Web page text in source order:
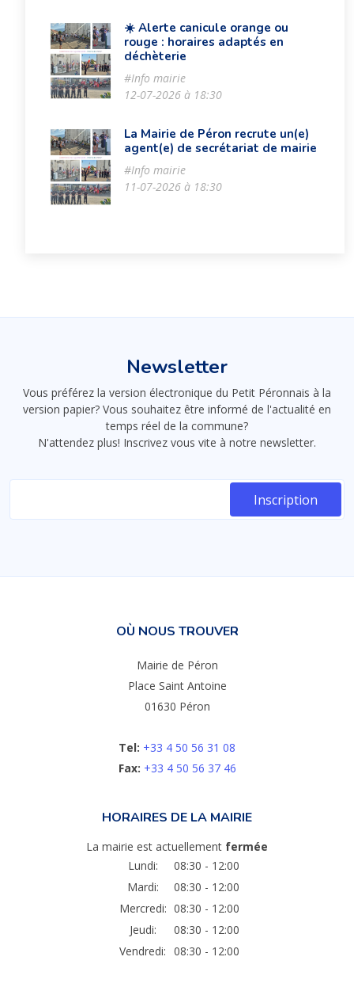
☀️ Alerte canicule orange ou
rouge : horaires adaptés en
déchèterie
#Info mairie
12-07-2026 à 18:30
La Mairie de Péron recrute un(e)
agent(e) de secrétariat de mairie
#Info mairie
11-07-2026 à 18:30
Newsletter
Vous préférez la version électronique du Petit Péronnais à la
version papier? Vous souhaitez être informé de l'actualité en
temps réel de la commune?
N'attendez plus! Inscrivez vous vite à notre newsletter.
OÙ NOUS TROUVER
Mairie de Péron
Place Saint Antoine
01630 Péron
Tel: +33 4 50 56 31 08
Fax: +33 4 50 56 37 46
HORAIRES DE LA MAIRIE
La mairie est actuellement fermée
Lundi:
08:30 - 12:00
Mardi:
08:30 - 12:00
Mercredi: 08:30 - 12:00
Jeudi:
08:30 - 12:00
Vendredi: 08:30 - 12:00